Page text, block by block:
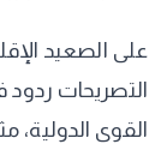
على الصعيد
التصريحات
القوى الدولية،